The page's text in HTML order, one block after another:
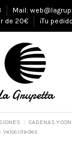
Mail:
de 20€
¡Tu
CADENAS Y
- Velocidades